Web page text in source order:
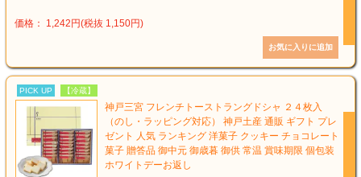
価格： 1,242円(税抜 1,150円)
PICK UP 【冷蔵】
神戸三宮 フレンチトーストラングドシャ ２４枚入
（のし・ラッピング対応） 神戸土産 通販 ギフト プレ
ゼント 人気 ランキング 洋菓子 クッキー チョコレート
菓子 贈答品 御中元 御歳暮 御供 常温 賞味期限 個包装
ホワイトデーお返し